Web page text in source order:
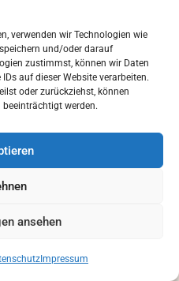
verwenden wir Technologien wie
und/oder darauf
zustimmst, können wir Daten
auf dieser Website verarbeiten.
oder zurückziehst, können
werden.
ansehen
Impressum
zu
in Dorsten
Kostenfaktoren,
Erweiterungen von